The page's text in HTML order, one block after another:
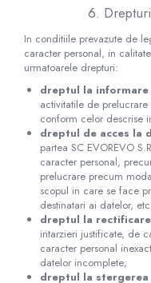
Ploscare
Perna dinamica
Scaun cu rotile
Fizioterapie
Kinetoterapie
Electroterapie
Electroterapie
Dispozitive ingrijire pacienti
Accesorii scaun cu rotile
Ingrijire la domiciliu
Saltele antiescara
Dispozitive pentru ingrijire
6.
In conditiile prevazute de
caracter personal, in
urmatoarele drepturi:
dreptul la informare
activitatile de prelucrare
conform celor descrise
dreptul de acces la
partea SC​ ​EVOREVO​
caracter personal,
prelucrare precum
scopul in care se face
destinatari ai datelor,
dreptul la rectificare
intarzieri justificate, de
caracter personal
datelor incomplete;
dreptul la